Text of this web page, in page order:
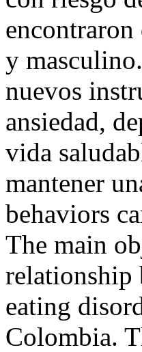
y
nuevos
ansiedad,
vida
mantener
behaviors
The main
relationship
eating
Colombia.